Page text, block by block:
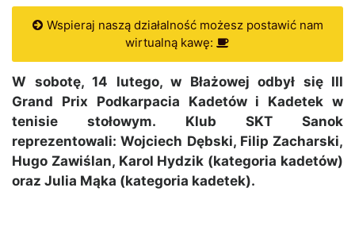
Wspieraj naszą działalność możesz postawić nam
wirtualną kawę:
W sobotę, 14 lutego, w Błażowej odbył się III
Grand Prix Podkarpacia Kadetów i Kadetek w
tenisie stołowym. Klub SKT Sanok
reprezentowali: Wojciech Dębski, Filip Zacharski,
Hugo Zawiślan, Karol Hydzik (kategoria kadetów)
oraz Julia Mąka (kategoria kadetek).